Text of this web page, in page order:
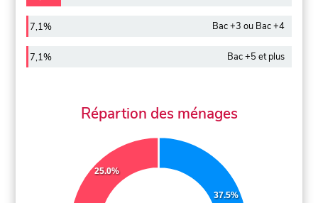
7,1% Bac +3 ou Bac +4
7,1% Bac +5 et plus
Répartion des ménages
37.5%
25.0%